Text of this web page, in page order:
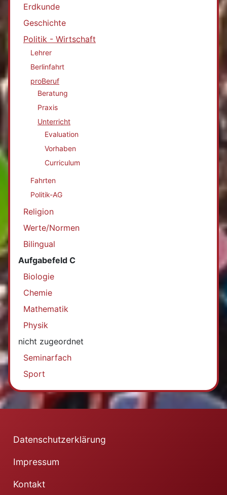
Erdkunde
Geschichte
Politik - Wirtschaft
Lehrer
Berlinfahrt
proBeruf
Beratung
Praxis
Unterricht
Evaluation
Vorhaben
Curriculum
Fahrten
Politik-AG
Religion
Werte/Normen
Bilingual
Aufgabefeld C
Biologie
Chemie
Mathematik
Physik
nicht zugeordnet
Seminarfach
Sport
Datenschutzerklärung
Impressum
Kontakt